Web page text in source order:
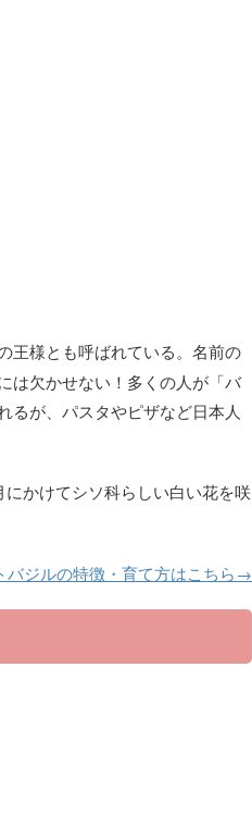
王様とも呼ばれている。名前の
は欠かせない！多くの人が「バ
るが、パスタやピザなど日本人
かけてシソ科らしい白い花を咲
バジルの特徴・育て方はこちら→